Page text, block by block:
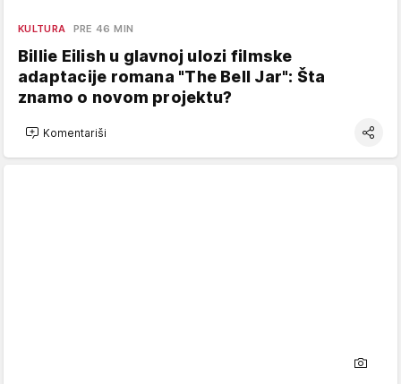
KULTURA PRE 46 MIN
Billie Eilish u glavnoj ulozi filmske
adaptacije romana "The Bell Jar": Šta
znamo o novom projektu?
Komentariši